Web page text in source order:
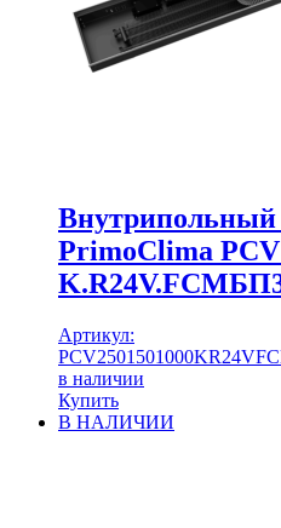
Внутрипольный
PrimoClima PCV
Артикул:
в наличии
Купить
В НАЛИЧИИ